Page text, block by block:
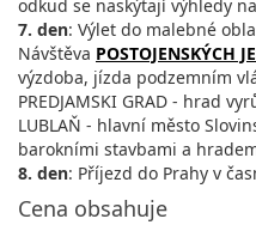
odkud se naskýtají výhledy
7. den: Výlet do malebné
Návštěva POSTOJENSKÝCH
výzdoba, jízda podzemním
PREDJAMSKI GRAD - hrad
LUBLAŇ - hlavní město
barokními stavbami a
8. den: Příjezd do Prahy v
Cena obsahuje